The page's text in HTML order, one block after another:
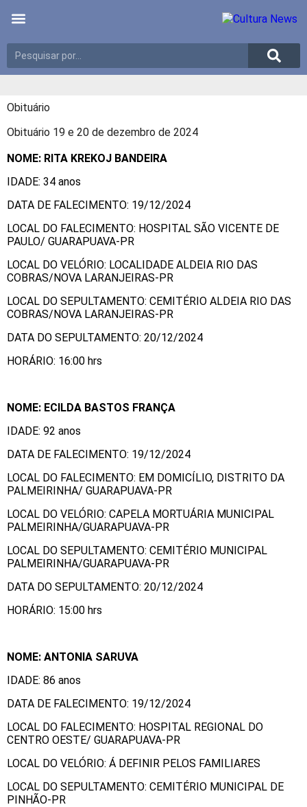
Obituário
Obituário 19 e 20 de dezembro de 2024
NOME: RITA KREKOJ BANDEIRA
IDADE: 34 anos
DATA DE FALECIMENTO: 19/12/2024
LOCAL DO FALECIMENTO: HOSPITAL SÃO VICENTE DE
PAULO/ GUARAPUAVA-PR
LOCAL DO VELÓRIO: LOCALIDADE ALDEIA RIO DAS
COBRAS/NOVA LARANJEIRAS-PR
LOCAL DO SEPULTAMENTO: CEMITÉRIO ALDEIA RIO DAS
COBRAS/NOVA LARANJEIRAS-PR
DATA DO SEPULTAMENTO: 20/12/2024
HORÁRIO: 16:00 hrs
NOME: ECILDA BASTOS FRANÇA
IDADE: 92 anos
DATA DE FALECIMENTO: 19/12/2024
LOCAL DO FALECIMENTO: EM DOMICÍLIO, DISTRITO DA
PALMEIRINHA/ GUARAPUAVA-PR
LOCAL DO VELÓRIO: CAPELA MORTUÁRIA MUNICIPAL
PALMEIRINHA/GUARAPUAVA-PR
LOCAL DO SEPULTAMENTO: CEMITÉRIO MUNICIPAL
PALMEIRINHA/GUARAPUAVA-PR
DATA DO SEPULTAMENTO: 20/12/2024
HORÁRIO: 15:00 hrs
NOME: ANTONIA SARUVA
IDADE: 86 anos
DATA DE FALECIMENTO: 19/12/2024
LOCAL DO FALECIMENTO: HOSPITAL REGIONAL DO
CENTRO OESTE/ GUARAPUAVA-PR
LOCAL DO VELÓRIO: Á DEFINIR PELOS FAMILIARES
LOCAL DO SEPULTAMENTO: CEMITÉRIO MUNICIPAL DE
PINHÃO-PR